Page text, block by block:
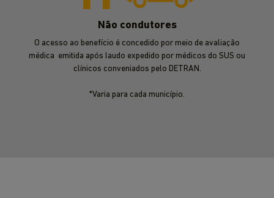
Não condutores
O acesso ao benefício é concedido por meio de avaliação
médica emitida após laudo expedido por médicos do SUS ou
clínicos conveniados pelo DETRAN.
*Varia para cada município.